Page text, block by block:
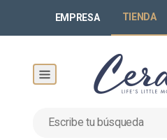
EMPRESA TIENDA